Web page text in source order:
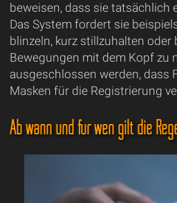
beweisen, dass sie tatsächlich
Das System fordert sie
blinzeln, kurz stillzuhalten oder
Bewegungen mit dem Kopf zu
ausgeschlossen werden, dass
Masken für die Registrierung
Ab wann und für wen gilt die